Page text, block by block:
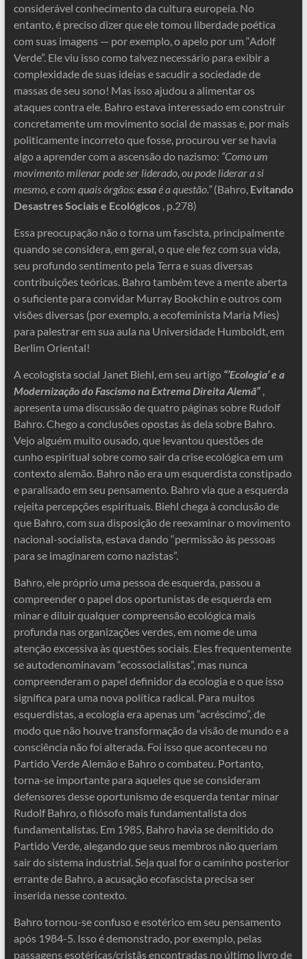
considerável conhecimento da cultura europeia. No
entanto, é preciso dizer que ele tomou liberdade poética
com suas imagens — por exemplo, o apelo por um “Adolf
Verde”. Ele viu isso como talvez necessário para exibir a
complexidade de suas ideias e sacudir a sociedade de
massas de seu sono! Mas isso ajudou a alimentar os
ataques contra ele. Bahro estava interessado em construir
concretamente um movimento social de massas e, por mais
politicamente incorreto que fosse, procurou ver se havia
algo a aprender com a ascensão do nazismo: “Como um
movimento milenar pode ser liderado, ou pode liderar a si
mesmo, e com quais órgãos:essaé a questão.”(Bahro, Evitando
Desastres Sociais e Ecológicos, p.278)
Essa preocupação não o torna um fascista, principalmente
quando se considera, em geral, o que ele fez com sua vida,
seu profundo sentimento pela Terra e suas diversas
contribuições teóricas. Bahro também teve a mente aberta
o suficiente para convidar Murray Bookchin e outros com
visões diversas (por exemplo, a ecofeminista Maria Mies)
para palestrar em sua aula na Universidade Humboldt, em
Berlim Oriental!
A ecologista social Janet Biehl, em seu artigo “’Ecologia’ e a
Modernização do Fascismo na Extrema Direita Alemã”,
apresenta uma discussão de quatro páginas sobre Rudolf
Bahro. Chego a conclusões opostas às dela sobre Bahro.
Vejo alguém muito ousado, que levantou questões de
cunho espiritual sobre como sair da crise ecológica em um
contexto alemão. Bahro não era um esquerdista constipado
e paralisado em seu pensamento. Bahro via que a esquerda
rejeita percepções espirituais. Biehl chega à conclusão de
que Bahro, com sua disposição de reexaminar o movimento
nacional-socialista, estava dando “permissão às pessoas
para se imaginarem como nazistas”.
Bahro, ele próprio uma pessoa de esquerda, passou a
compreender o papel dos oportunistas de esquerda em
minar e diluir qualquer compreensão ecológica mais
profunda nas organizações verdes, em nome de uma
atenção excessiva às questões sociais. Eles frequentemente
se autodenominavam “ecossocialistas”, mas nunca
compreenderam o papel definidor da ecologia e o que isso
significa para uma nova política radical. Para muitos
esquerdistas, a ecologia era apenas um “acréscimo”, de
modo que não houve transformação da visão de mundo e a
consciência não foi alterada. Foi isso que aconteceu no
Partido Verde Alemão e Bahro o combateu. Portanto,
torna-se importante para aqueles que se consideram
defensores desse oportunismo de esquerda tentar minar
Rudolf Bahro, o filósofo mais fundamentalista dos
fundamentalistas. Em 1985, Bahro havia se demitido do
Partido Verde, alegando que seus membros não queriam
sair do sistema industrial. Seja qual for o caminho posterior
errante de Bahro, a acusação ecofascista precisa ser
inserida nesse contexto.
Bahro tornou-se confuso e esotérico em seu pensamento
após 1984-5. Isso é demonstrado, por exemplo, pelas
passagens esotéricas/cristãs encontradas no último livro de